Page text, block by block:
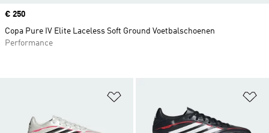
Price
€ 250
Copa Pure IV Elite Laceless Soft Ground Voetbalschoenen
Performance